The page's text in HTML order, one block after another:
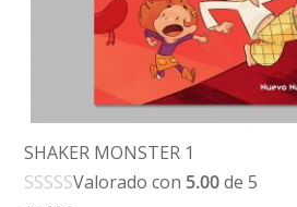
SHAKER MONSTER 1
Valorado con 5.00de 5